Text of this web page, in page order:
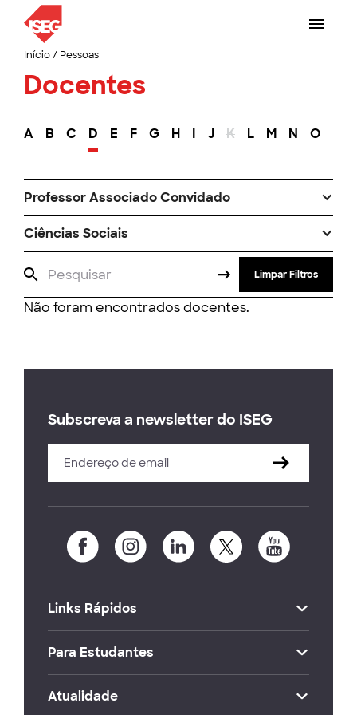
Início/ Pessoas
Docentes
A B C D E F G H I J K L M N O
Professor Associado Convidado
Ciências Sociais
Limpar Filtros
Não foram encontrados docentes.
Subscreva a newsletter do ISEG
Links Rápidos
Para Estudantes
Atualidade